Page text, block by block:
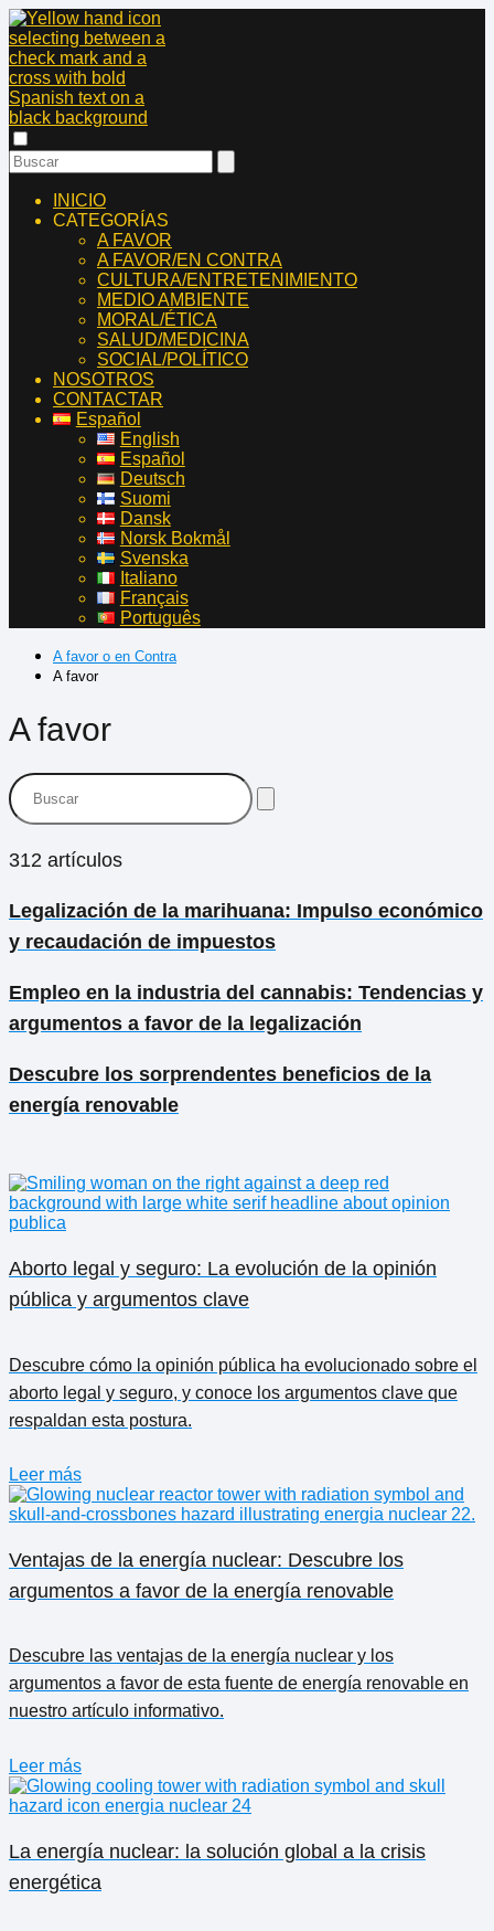
INICIO
CATEGORÍAS
A FAVOR
A FAVOR/EN CONTRA
CULTURA/ENTRETENIMIENTO
MEDIO AMBIENTE
MORAL/ÉTICA
SALUD/MEDICINA
SOCIAL/POLÍTICO
NOSOTROS
CONTACTAR
Español
English
Español
Deutsch
Suomi
Dansk
Norsk Bokmål
Svenska
Italiano
Français
Português
A favor o en Contra
A favor
A favor
312 artículos
Legalización de la marihuana: Impulso económico
y recaudación de impuestos
Empleo en la industria del cannabis: Tendencias y
argumentos a favor de la legalización
Descubre los sorprendentes beneficios de la
energía renovable
Aborto legal y seguro: La evolución de la opinión
pública y argumentos clave
Descubre cómo la opinión pública ha evolucionado sobre el
aborto legal y seguro, y conoce los argumentos clave que
respaldan esta postura.
Leer más
Ventajas de la energía nuclear: Descubre los
argumentos a favor de la energía renovable
Descubre las ventajas de la energía nuclear y los
argumentos a favor de esta fuente de energía renovable en
nuestro artículo informativo.
Leer más
La energía nuclear: la solución global a la crisis
energética